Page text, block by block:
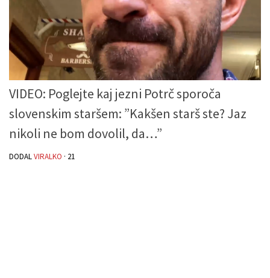
VIDEO: Poglejte kaj jezni Potrč sporoča
slovenskim staršem: ”Kakšen starš ste? Jaz
nikoli ne bom dovolil, da…”
DODALVIRALKO · 21